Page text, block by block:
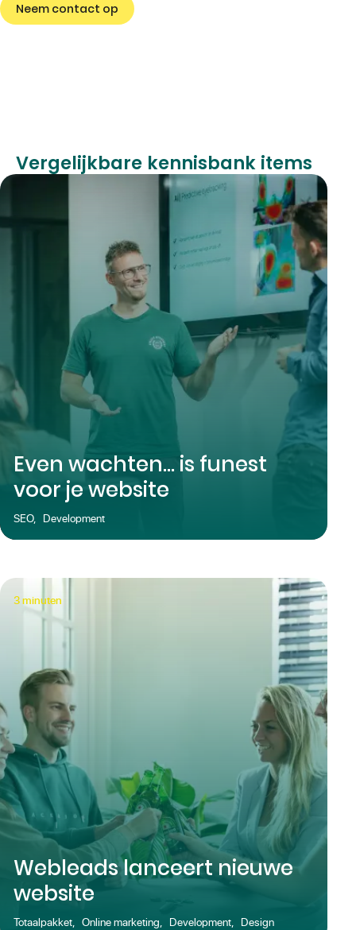
Neem contact op
Vergelijkbare kennisbank items
Even wachten... is funest
voor je website
SEO, Development
3minuten
Webleads lanceert nieuwe
website
Totaalpakket, Online marketing, Development, Design